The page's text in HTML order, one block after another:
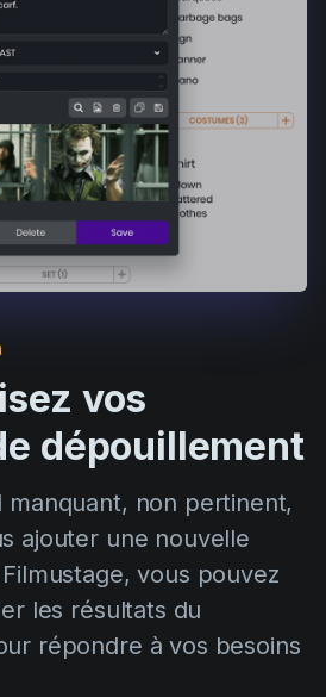
vos
dépouillement
manquant, non pertinent,
ajouter une nouvelle
vous pouvez
les résultats du
répondre à vos besoins